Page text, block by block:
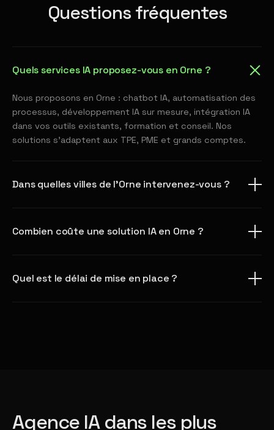
Questions fréquentes
Quels services IA proposez-vous en Orne ?
Nous proposons en Orne : chatbot IA, automatisation des
processus, développement IA sur mesure, intégration IA
dans vos outils existants, formation et conseil. Nos
solutions s'adaptent aux TPE, PME et grands comptes.
Dans quelles villes de l'Orne intervenez-vous ?
Combien coûte une solution IA en Orne ?
Quel est le délai de mise en place ?
Agence IA dans les plus